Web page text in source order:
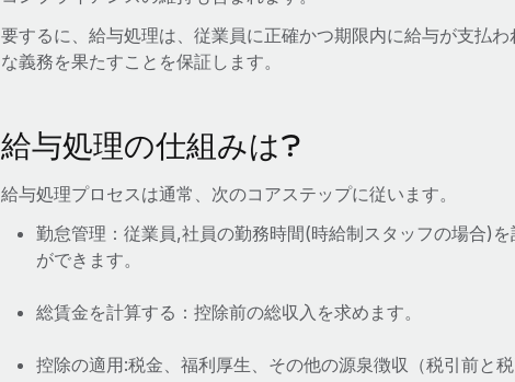
要するに、給与処理は、従業員に正確かつ期限内に給与が支払
な義務を果たすことを保証します。
給与処理の仕組みは?
給与処理プロセスは通常、次のコアステップに従います。
勤怠管理：従業員,社員の勤務時間(時給制スタッフの場合)
ができます。
総賃金を計算する：控除前の総収入を求めます。
控除の適用:税金、福利厚生、その他の源泉徴収（税引前と税